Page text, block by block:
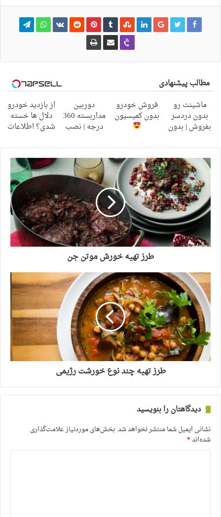
تماس خریدار
واقعی*
کمیسیون دیجیتال
مطالب پیشنهادی
ماشینت رو
بدون دردسر
بفروش | بدون
فروش خودرو
بدون کمیسیون
دوربین
مداربسته 360
درجه | نصب
از بازدید خودرو
دلال ها خسته
شدی؟ اطلاعات
اینجا ثبت کن
طرز تهیه خورش موتن جن
طرز تهیه چند نوع خورشت رژیمی
دیدگاهتان را بنویسید
نشانی ایمیل شما منتشر نخواهد شد.بخش‌های موردنیاز علامت‌گذاری
شده‌اند*